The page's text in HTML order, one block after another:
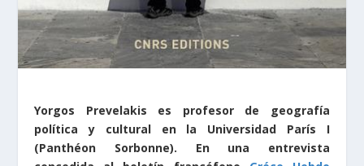
Yorgos Prevelakis es profesor de geografía
política y cultural en la Universidad París I
(Panthéon Sorbonne). En una entrevista